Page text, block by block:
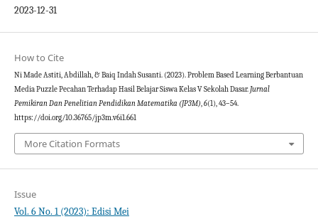
2023-12-31
How to Cite
Ni Made Astiti, Abdillah, & Baiq Indah Susanti. (2023). Problem Based Learning Berbantuan
Media Puzzle Pecahan Terhadap Hasil Belajar Siswa Kelas V Sekolah Dasar. Jurnal
Pemikiran Dan Penelitian Pendidikan Matematika (JP3M),6(1), 43–54.
https://doi.org/10.36765/jp3m.v6i1.661
More Citation Formats
Issue
Vol. 6 No. 1 (2023): Edisi Mei